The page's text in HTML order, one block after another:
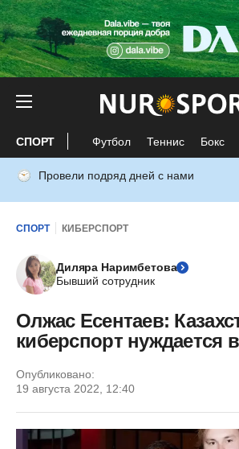
СПОРТ Футбол Теннис Бокс
Провели подряд дней с нами
СПОРТ КИБЕРСПОРТ
Диляра Наримбетова
Бывший сотрудник
Олжас Есентаев:
киберспорт нуждается
Опубликовано:
19 августа 2022, 12:40